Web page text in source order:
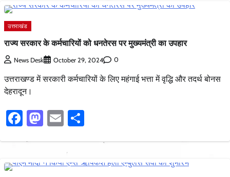
उत्तराखंड
राज्य सरकार के कर्मचारियों को धनतेरस पर मुख्यमंत्री का उपहार
News Desk October 29, 2024 0
उत्तराखण्ड में सरकारी कर्मचारियों के लिए महंगाई भत्ता में वृद्धि और तदर्थ बोनस
देहरादून।
Facebook
Mastodon
Email